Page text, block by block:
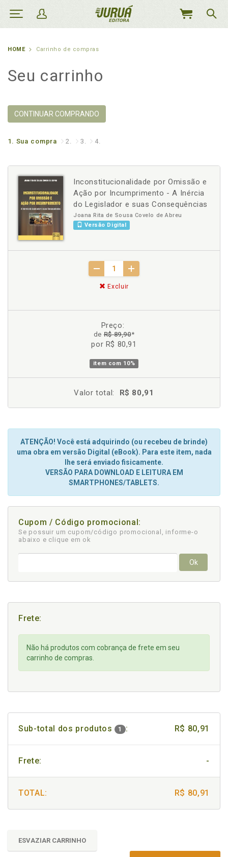
MEU
HOME Carrinho de compras
Seu carrinho
CONTINUAR COMPRANDO
1. Sua compra 2. 3. 4.
Inconstitucionalidade por Omissão e
Ação por Incumprimento - A Inércia
do Legislador e suas Consequências
Joana Rita de Sousa Covelo de Abreu
Versão Digital
Excluir
Preço:
deR$ 89,90*
por R$ 80,91
item com 10%
Valor total: R$ 80,91
ATENÇÃO! Você está adquirindo (ou recebeu de brinde)
uma obra em versão Digital (eBook). Para este item, nada
lhe será enviado fisicamente.
VERSÃO PARA DOWNLOAD E LEITURA EM
SMARTPHONES/TABLETS.
Cupom / Código promocional:
Se possuir um cupom/código promocional, informe-o
abaixo e clique em ok
Ok
Frete:
Não há produtos com cobrança de frete em seu
carrinho de compras.
Sub-total dos produtos 1 : R$ 80,91
Frete: -
TOTAL: R$ 80,91
ESVAZIAR CARRINHO